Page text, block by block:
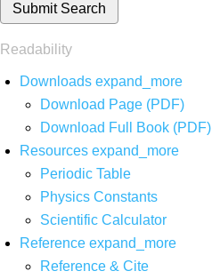
Submit Search
Readability
Downloads expand_more
Download Page (PDF)
Download Full Book (PDF)
Resources expand_more
Periodic Table
Physics Constants
Scientific Calculator
Reference expand_more
Reference & Cite